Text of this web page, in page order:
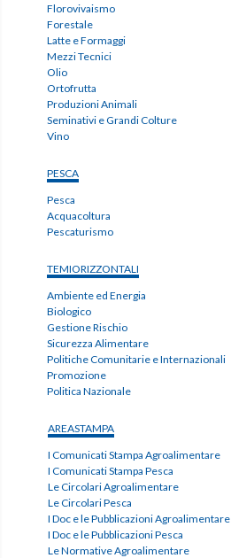
Florovivaismo
Forestale
Latte e Formaggi
Mezzi Tecnici
Olio
Ortofrutta
Produzioni Animali
Seminativi e Grandi Colture
Vino
PESCA
Pesca
Acquacoltura
Pescaturismo
TEMIORIZZONTALI
Ambiente ed Energia
Biologico
Gestione Rischio
Sicurezza Alimentare
Politiche Comunitarie e Internazionali
Promozione
Politica Nazionale
AREASTAMPA
I Comunicati Stampa Agroalimentare
I Comunicati Stampa Pesca
Le Circolari Agroalimentare
Le Circolari Pesca
I Doc e le Pubblicazioni Agroalimentare
I Doc e le Pubblicazioni Pesca
Le Normative Agroalimentare